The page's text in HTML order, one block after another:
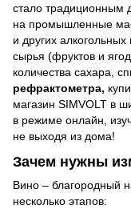
стало традиционным
на промышленные
и других
сырья (фруктов и
количества сахара,
рефрактометра,
магазин SIMVOLT в
в режиме онлайн,
не выходя из дома!
Зачем нужны
Вино – благородный
несколько этапов: